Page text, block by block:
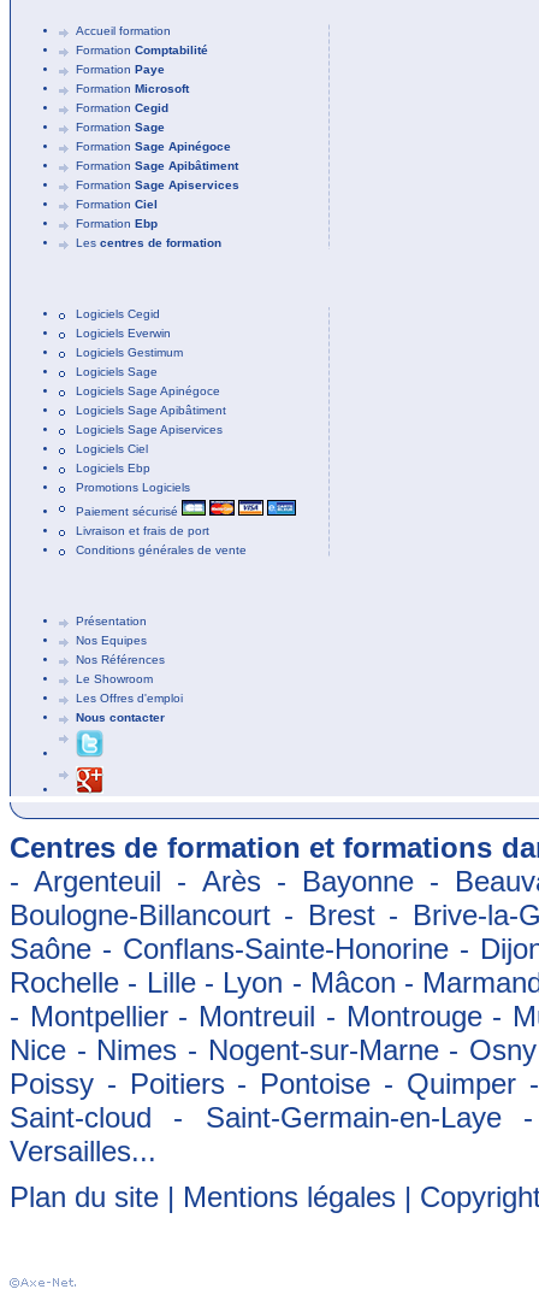
Accueil formation
Formation Comptabilité
Formation Paye
Formation Microsoft
Formation Cegid
Formation Sage
Formation Sage Apinégoce
Formation Sage Apibâtiment
Formation Sage Apiservices
Formation Ciel
Formation Ebp
Les centres de formation
Logiciels Cegid
Logiciels Everwin
Logiciels Gestimum
Logiciels Sage
Logiciels Sage Apinégoce
Logiciels Sage Apibâtiment
Logiciels Sage Apiservices
Logiciels Ciel
Logiciels Ebp
Promotions Logiciels
Paiement sécurisé
Livraison et frais de port
Conditions générales de vente
Présentation
Nos Equipes
Nos Références
Le Showroom
Les Offres d'emploi
Nous contacter
Centres de formation et formations
- Argenteuil - Arès - Bayonne -
Boulogne-Billancourt - Brest - Brive-
Saône - Conflans-Sainte-Honorine -
Rochelle - Lille - Lyon - Mâcon -
- Montpellier - Montreuil - Montrouge -
Nice - Nimes - Nogent-sur-Marne -
Poissy - Poitiers - Pontoise -
Saint-cloud - Saint-Germain-en-
Versailles...
Plan du site | Mentions légales |